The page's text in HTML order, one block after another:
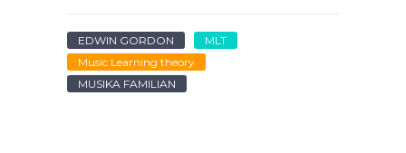
EDWIN GORDON
MLT
Music Learning theory
MUSIKA FAMILIAN